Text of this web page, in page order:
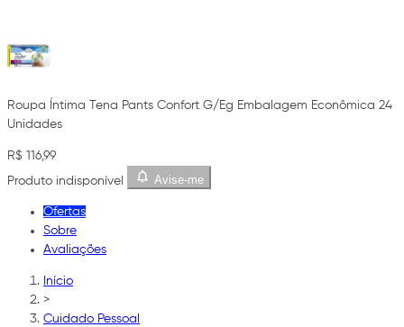
Roupa Íntima Tena Pants Confort G/Eg Embalagem Econômica 24
Unidades
R$ 116,99
Produto indisponível
Avise-me
Ofertas
Sobre
Avaliações
Início
>
Cuidado Pessoal